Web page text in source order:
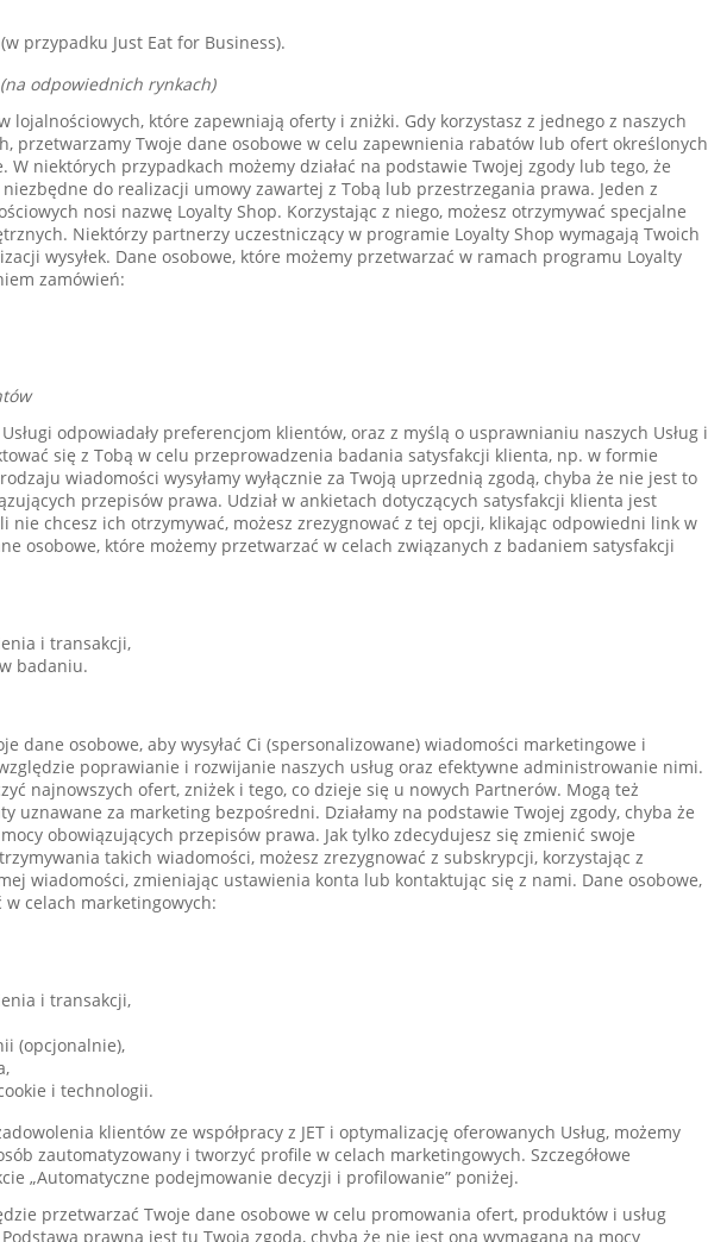
przypadku Just Eat for Business).
odpowiednich rynkach)
lojalnościowych, które zapewniają oferty i zniżki. Gdy korzystasz z jednego z naszych
przetwarzamy Twoje dane osobowe w celu zapewnienia rabatów lub ofert określonych
niektórych przypadkach możemy działać na podstawie Twojej zgody lub tego, że
do realizacji umowy zawartej z Tobą lub przestrzegania prawa. Jeden z
nosi nazwę Loyalty Shop. Korzystając z niego, możesz otrzymywać specjalne
Niektórzy partnerzy uczestniczący w programie Loyalty Shop wymagają Twoich
wysyłek. Dane osobowe, które możemy przetwarzać w ramach programu Loyalty
zamówień:
odpowiadały preferencjom klientów, oraz z myślą o usprawnianiu naszych Usług i
się z Tobą w celu przeprowadzenia badania satysfakcji klienta, np. w formie
wiadomości wysyłamy wyłącznie za Twoją uprzednią zgodą, chyba że nie jest to
przepisów prawa. Udział w ankietach dotyczących satysfakcji klienta jest
nie chcesz ich otrzymywać, możesz zrezygnować z tej opcji, klikając odpowiedni link w
osobowe, które możemy przetwarzać w celach związanych z badaniem satysfakcji
i transakcji,
badaniu.
dane osobowe, aby wysyłać Ci (spersonalizowane) wiadomości marketingowe i
poprawianie i rozwijanie naszych usług oraz efektywne administrowanie nimi.
najnowszych ofert, zniżek i tego, co dzieje się u nowych Partnerów. Mogą też
uznawane za marketing bezpośredni. Działamy na podstawie Twojej zgody, chyba że
obowiązujących przepisów prawa. Jak tylko zdecydujesz się zmienić swoje
takich wiadomości, możesz zrezygnować z subskrypcji, korzystając z
wiadomości, zmieniając ustawienia konta lub kontaktując się z nami. Dane osobowe,
celach marketingowych:
i transakcji,
(opcjonalnie),
i technologii.
klientów ze współpracy z JET i optymalizację oferowanych Usług, możemy
zautomatyzowany i tworzyć profile w celach marketingowych. Szczegółowe
„Automatyczne podejmowanie decyzji i profilowanie” poniżej.
przetwarzać Twoje dane osobowe w celu promowania ofert, produktów i usług
prawną jest tu Twoja zgoda, chyba że nie jest ona wymagana na mocy